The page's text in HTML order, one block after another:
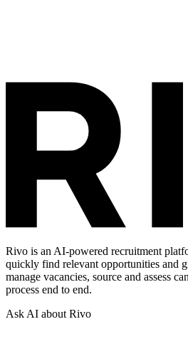
Rivo is an AI-powered recruitment
quickly find relevant opportunities and
manage vacancies, source and assess
process end to end.
Ask AI about Rivo